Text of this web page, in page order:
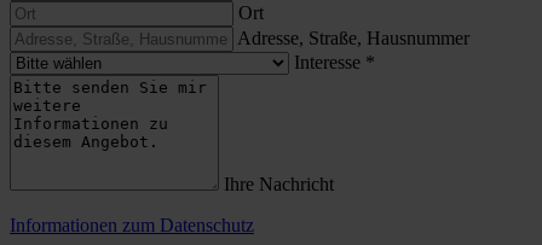
Ort
Adresse, Straße, Hausnummer
Interesse *
Ihre Nachricht
Informationen zum Datenschutz